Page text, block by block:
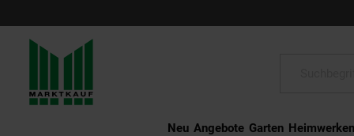
Neu Angebote Garten Heimwerken